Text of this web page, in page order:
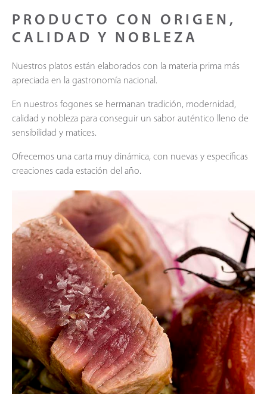
PRODUCTO CON ORIGEN,
CALIDAD Y NOBLEZA
Nuestros platos están elaborados con la materia prima más
apreciada en la gastronomía nacional.
En nuestros fogones se hermanan tradición, modernidad,
calidad y nobleza para conseguir un sabor auténtico lleno de
sensibilidad y matices.
Ofrecemos una carta muy dinámica, con nuevas y específicas
creaciones cada estación del año.